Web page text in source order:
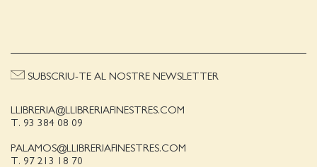
LLIBRERIA@LLIBRERIAFINESTRES.COM
T. 93 384 08 09
PALAMOS@LLIBRERIAFINESTRES.COM
T. 97 213 18 70
SUBSCRIU-TE AL NOSTRE NEWSLETTER